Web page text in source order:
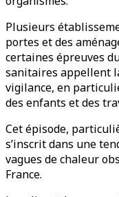
Plusieurs
portes et des
certaines épreuves
sanitaires appellent
vigilance, en
des enfants et des
Cet épisode,
s’inscrit dans une
vagues de chaleur
France.